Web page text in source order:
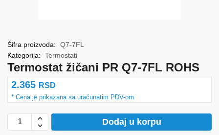
Termostat žičani PR Q7-7FL ROHS
2.365 RSD
Termostat
žičani
Dodaj u korpu
Šifra proizvoda:
Q7-7FL
Kategorija:
Termostati